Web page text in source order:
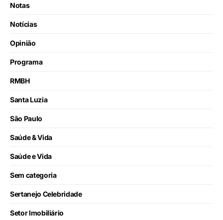
Notas
Notícias
Opinião
Programa
RMBH
Santa Luzia
São Paulo
Saúde & Vida
Saúde e Vida
Sem categoria
Sertanejo Celebridade
Setor Imobiliário